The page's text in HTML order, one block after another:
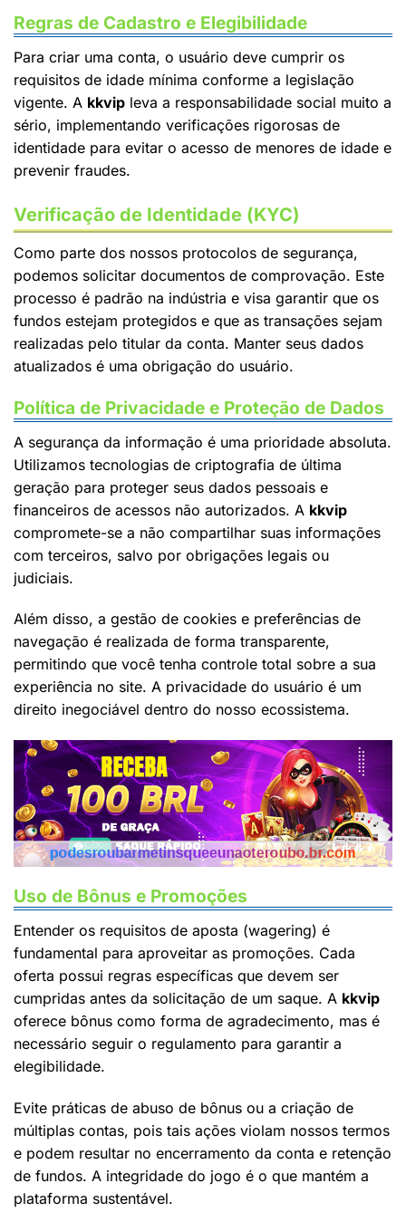
Regras de Cadastro e Elegibilidade
Para criar uma conta, o usuário deve cumprir os
requisitos de idade mínima conforme a legislação
vigente. A kkvip leva a responsabilidade social muito a
sério, implementando verificações rigorosas de
identidade para evitar o acesso de menores de idade e
prevenir fraudes.
Verificação de Identidade (KYC)
Como parte dos nossos protocolos de segurança,
podemos solicitar documentos de comprovação. Este
processo é padrão na indústria e visa garantir que os
fundos estejam protegidos e que as transações sejam
realizadas pelo titular da conta. Manter seus dados
atualizados é uma obrigação do usuário.
Política de Privacidade e Proteção de Dados
A segurança da informação é uma prioridade absoluta.
Utilizamos tecnologias de criptografia de última
geração para proteger seus dados pessoais e
financeiros de acessos não autorizados. A kkvip
compromete-se a não compartilhar suas informações
com terceiros, salvo por obrigações legais ou
judiciais.
Além disso, a gestão de cookies e preferências de
navegação é realizada de forma transparente,
permitindo que você tenha controle total sobre a sua
experiência no site. A privacidade do usuário é um
direito inegociável dentro do nosso ecossistema.
Uso de Bônus e Promoções
Entender os requisitos de aposta (wagering) é
fundamental para aproveitar as promoções. Cada
oferta possui regras específicas que devem ser
cumpridas antes da solicitação de um saque. A kkvip
oferece bônus como forma de agradecimento, mas é
necessário seguir o regulamento para garantir a
elegibilidade.
Evite práticas de abuso de bônus ou a criação de
múltiplas contas, pois tais ações violam nossos termos
e podem resultar no encerramento da conta e retenção
de fundos. A integridade do jogo é o que mantém a
plataforma sustentável.